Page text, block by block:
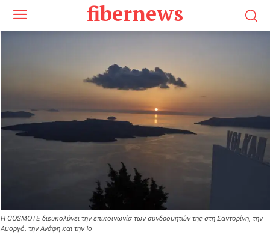
fibernews
Η COSMOTE διευκολύνει την επικοινωνία των συνδρομητών της στη Σαντορίνη, την
Αμοργό, την Ανάφη και την Ίο